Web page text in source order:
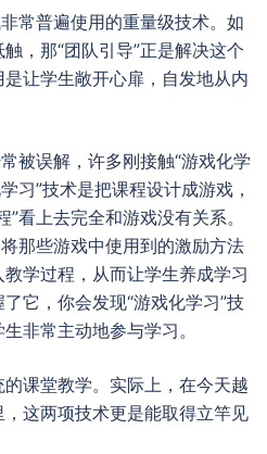
常普遍使用的重量级技术。如
，那“团队引导”正是解决这个
让学生敞开心扉，自发地从内
被误解，许多刚接触“游戏化学
习”技术是把课程设计成游戏，
看上去完全和游戏没有关系。
那些游戏中使用到的激励方法
学过程，从而让学生养成学习
它，你会发现“游戏化学习”技
非常主动地参与学习。
课堂教学。实际上，在今天越
这两项技术更是能取得立竿见